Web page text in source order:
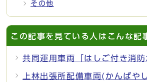
その他
この記事を見ている人はこんな記
共同運用車両「はしご付き消防
上林出張所配備車両(かんばや